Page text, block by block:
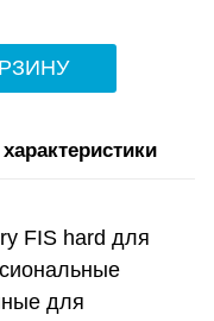
FIS hard для
для